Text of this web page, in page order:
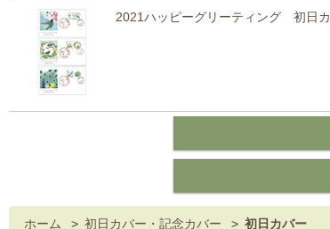
2021ハッピーグリーティング 初日
ホーム > 初日カバー・記念カバー > 初日カバー